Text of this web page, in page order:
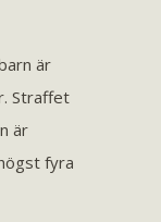
är
Straffet
är
fyra